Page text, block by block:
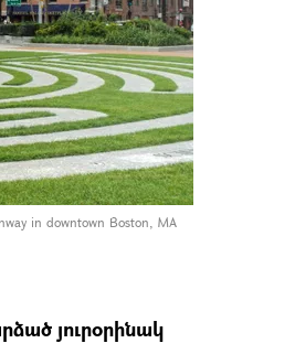
in downtown Boston, MA
յուրօրինակ